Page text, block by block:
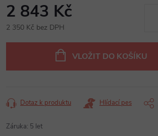
2 843 Kč
2 350 Kč bez DPH
VLOŽIT DO KOŠÍKU
Dotaz k produktu Hlídací pes
Záruka: 5 let